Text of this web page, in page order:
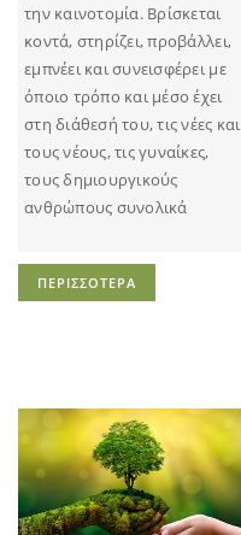
την καινοτομία. Βρίσκεται
κοντά, στηρίζει, προβάλλει,
εμπνέει και συνεισφέρει με
όποιο τρόπο και μέσο έχει
στη διάθεσή του, τις νέες και
τους νέους, τις γυναίκες,
τους δημιουργικούς
ανθρώπους συνολικά
ΠΕΡΙΣΣΟΤΕΡΑ